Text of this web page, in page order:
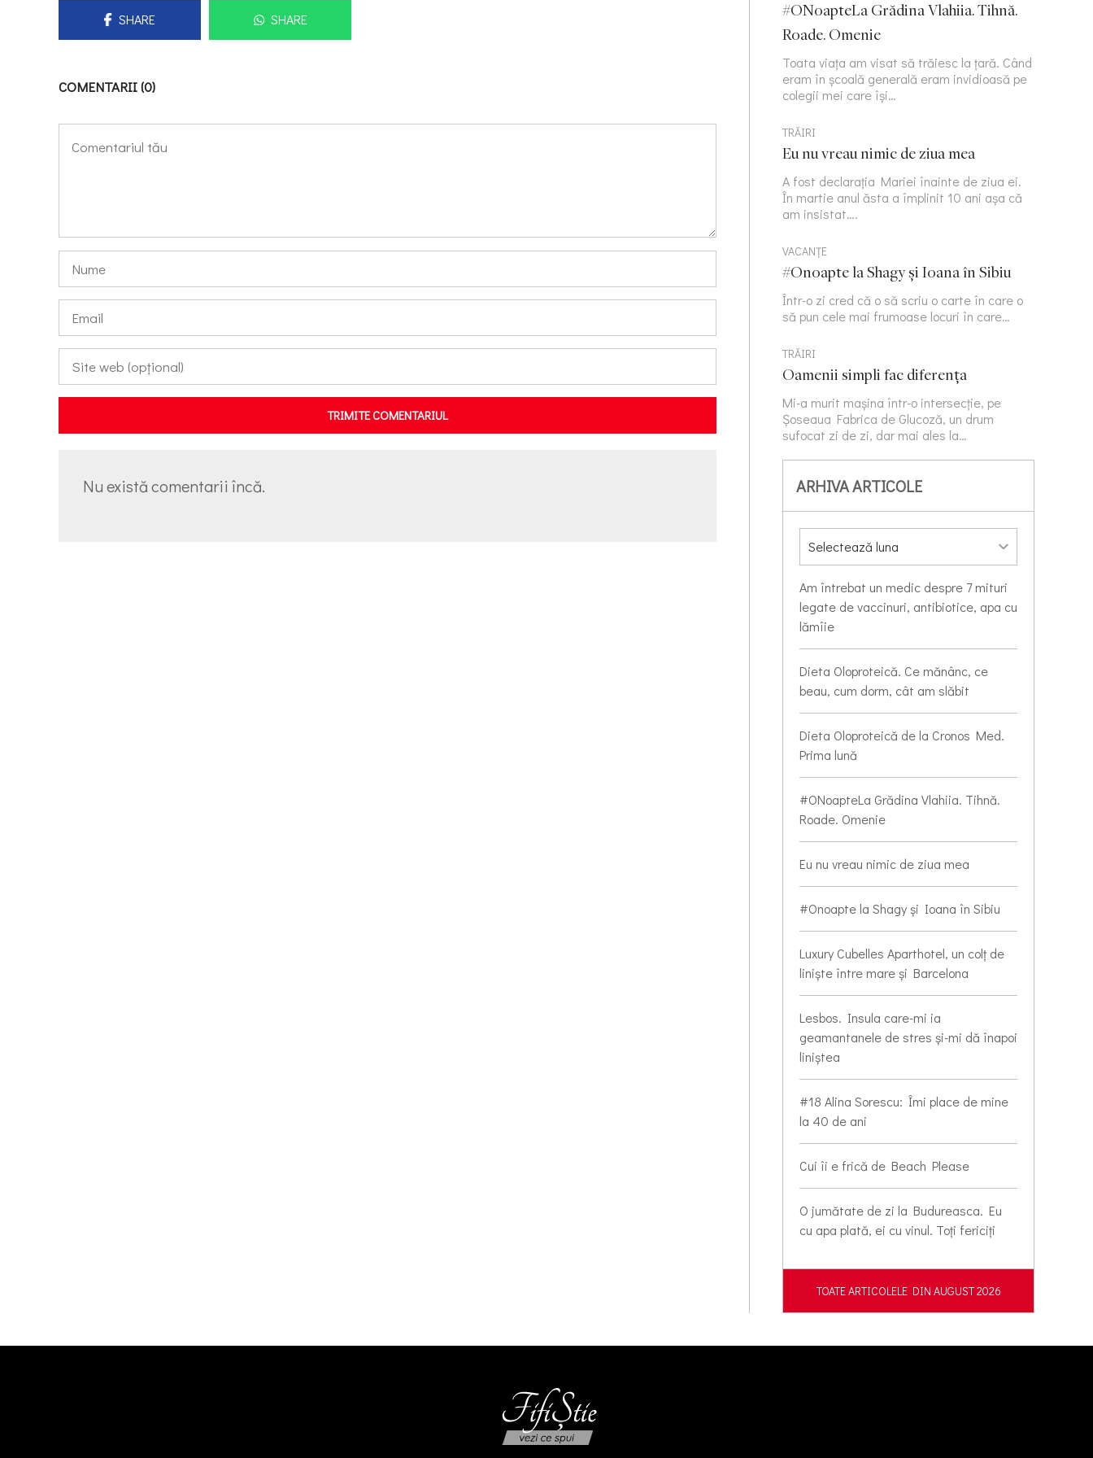
SHARE SHARE
COMENTARII (0)
TRIMITE COMENTARIUL
Nu există comentarii încă.
#ONoapteLa Grădina Vlahiia. Tihnă.
Roade. Omenie
Toata viața am visat să trăiesc la țară. Când
eram în școală generală eram invidioasă pe
colegii mei care își…
TRĂIRI
Eu nu vreau nimic de ziua mea
A fost declarația Mariei înainte de ziua ei.
În martie anul ăsta a împlinit 10 ani așa că
am insistat….
VACANȚE
#Onoapte la Shagy și Ioana în Sibiu
Într-o zi cred că o să scriu o carte în care o
să pun cele mai frumoase locuri în care…
TRĂIRI
Oamenii simpli fac diferența
Mi-a murit mașina într-o intersecție, pe
Șoseaua Fabrica de Glucoză, un drum
sufocat zi de zi, dar mai ales la…
ARHIVA ARTICOLE
Am întrebat un medic despre 7 mituri
legate de vaccinuri, antibiotice, apa cu
lămîie
Dieta Oloproteică. Ce mănânc, ce
beau, cum dorm, cât am slăbit
Dieta Oloproteică de la Cronos Med.
Prima lună
#ONoapteLa Grădina Vlahiia. Tihnă.
Roade. Omenie
Eu nu vreau nimic de ziua mea
#Onoapte la Shagy și Ioana în Sibiu
Luxury Cubelles Aparthotel, un colț de
liniște între mare și Barcelona
Lesbos. Insula care-mi ia
geamantanele de stres și-mi dă înapoi
liniștea
#18 Alina Sorescu: Îmi place de mine
la 40 de ani
Cui îi e frică de Beach Please
O jumătate de zi la Budureasca. Eu
cu apa plată, ei cu vinul. Toți fericiți
TOATE ARTICOLELE DIN AUGUST 2026